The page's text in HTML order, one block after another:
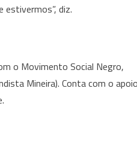
estivermos”, diz.
o Movimento Social Negro,
Mineira). Conta com o